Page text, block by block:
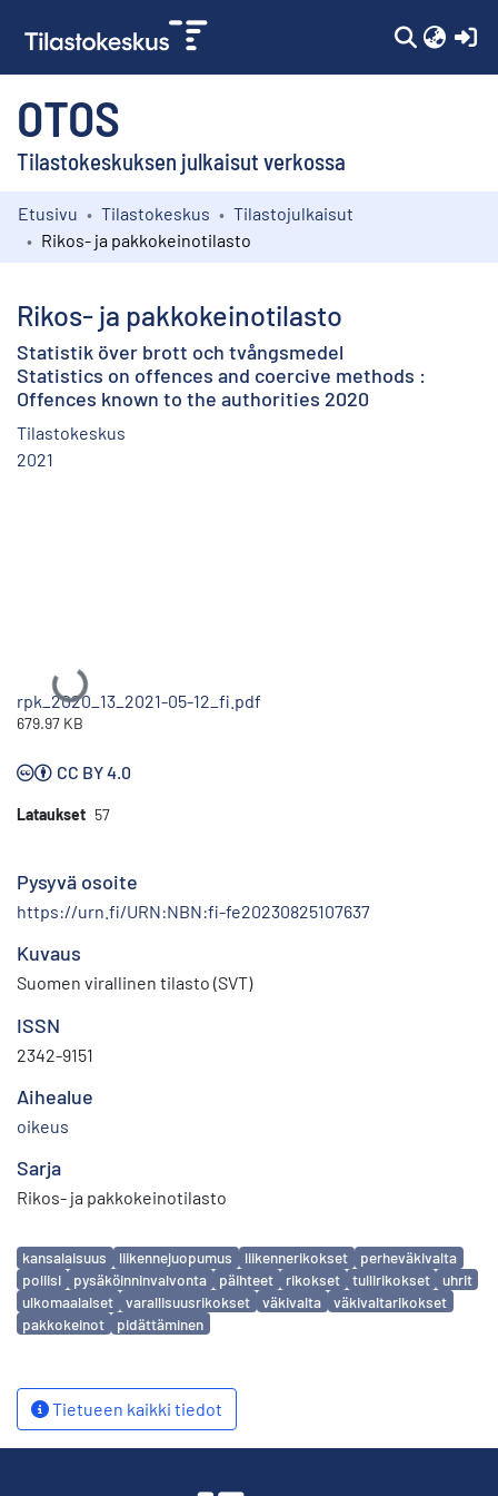
OTOS
Tilastokeskuksen julkaisut verkossa
Kokoelmat
Etusivu Tilastokeskus
Tilastojulkaisut
Rikos- ja pakkokeinotilasto
Rikos- ja pakkokeinotilasto
Statistik över brott och tvångsmedel
Statistics on offences and coercive methods :
Offences known to the authorities 2020
Tilastokeskus
2021
Ladataan...
rpk_2020_13_2021-05-12_fi.pdf
679.97 KB
CC BY 4.0
Lataukset 57
Pysyvä osoite
https://urn.fi/URN:NBN:fi-fe20230825107637
Kuvaus
Suomen virallinen tilasto (SVT)
ISSN
2342-9151
Aihealue
oikeus
Sarja
Rikos- ja pakkokeinotilasto
Avainsanat
kansalaisuus liikennejuopumus liikennerikokset
perheväkivalta
poliisi
pysäköinninvalvonta päihteet rikokset tullirikokset
uhrit
ulkomaalaiset
varallisuusrikokset väkivalta
väkivaltarikokset
pakkokeinot
pidättäminen
Tietueen kaikki tiedot